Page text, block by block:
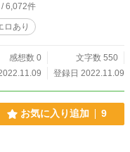
/ 6,072件
ロあり
感想数 0
文字数 550
登録日 2022.11.09
お気に入り追加 9